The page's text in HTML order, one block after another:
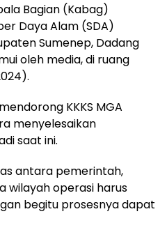
Bagian (Kabag)
Daya Alam (SDA)
Sumenep, Dadang
oleh media, di ruang
KKKS MGA
menyelesaikan
saat ini.
antara pemerintah,
wilayah operasi harus
begitu prosesnya dapat